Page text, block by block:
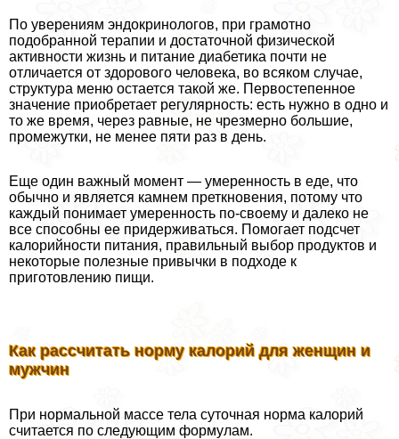
По уверениям эндокринологов, при грамотно
подобранной терапии и достаточной физической
активности жизнь и питание диабетика почти не
отличается от здорового человека, во всяком случае,
структура меню остается такой же. Первостепенное
значение приобретает регулярность: есть нужно в одно и
то же время, через равные, не чрезмерно большие,
промежутки, не менее пяти раз в день.
Еще один важный момент — умеренность в еде, что
обычно и является камнем преткновения, потому что
каждый понимает умеренность по-своему и далеко не
все способны ее придерживаться. Помогает подсчет
калорийности питания, правильный выбор продуктов и
некоторые полезные привычки в подходе к
приготовлению пищи.
Как рассчитать норму калорий для женщин и
мужчин
При нормальной массе тела суточная норма калорий
считается по следующим формулам.